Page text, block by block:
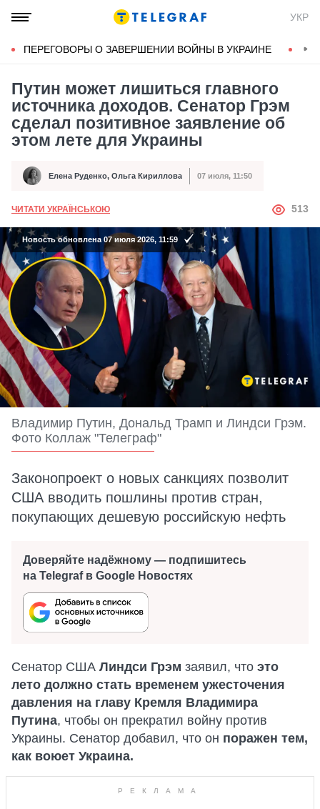
УКР
ПЕРЕГОВОРЫ О ЗАВЕРШЕНИИ ВОЙНЫ В УКРАИНЕ
Путин может лишиться главного
источника доходов. Сенатор Грэм
сделал позитивное заявление об
этом лете для Украины
Автор Елена Руденко, Ольга Кириллова
Дата публикации 07 июля, 11:50
ЧИТАТИ УКРАЇНСЬКОЮ АВТОР
513
Новость обновлена 07 июля 2026, 11:59
Владимир Путин, Дональд Трамп и Линдси Грэм.
Фото Коллаж "Телеграф"
Законопроект о новых санкциях позволит
США вводить пошлины против стран,
покупающих дешевую российскую нефть
Доверяйте надёжному — подпишитесь
на Telegraf в Google Новостях
Сенатор США Линдси Грэм заявил, что это
лето должно стать временем ужесточения
давления на главу Кремля Владимира
Путина, чтобы он прекратил войну против
Украины. Сенатор добавил, что он поражен тем,
как воюет Украина.